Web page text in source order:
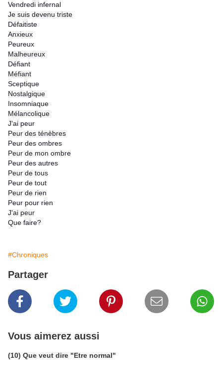
Vendredi infernal
Je suis devenu triste
Défaitiste
Anxieux
Peureux
Malheureux
Défiant
Méfiant
Sceptique
Nostalgique
Insomniaque
Mélancolique
J'ai peur
Peur des ténèbres
Peur des ombres
Peur de mon ombre
Peur des autres
Peur de tous
Peur de tout
Peur de rien
Peur pour rien
J'ai peur
Que faire?
#Chroniques
Partager
Vous aimerez aussi
(10) Que veut dire "Etre normal"